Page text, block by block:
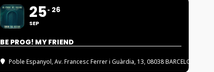
25
SEP
26
BE PROG! MY FRIEND
Poble Espanyol, Av. Francesc Ferrer i Guàrdia, 13, 08038 BARCELONA